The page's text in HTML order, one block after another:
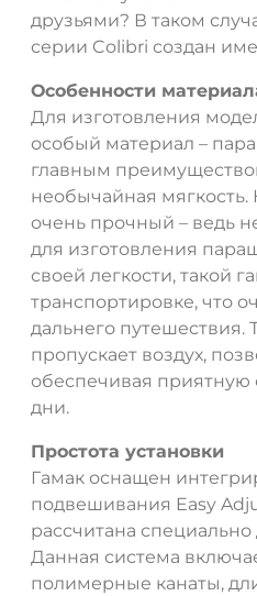
друзьями? В таком
серии Colibri создан
Особенности
Для изготовления
особый материал –
главным
необычайная мягкость.
очень прочный – ведь
для изготовления
своей легкости, такой
транспортировке, что
дальнего путешествия.
пропускает воздух,
обеспечивая приятную
дни.
Простота установки
Гамак оснащен
подвешивания Easy
рассчитана
Данная система
полимерные канаты,